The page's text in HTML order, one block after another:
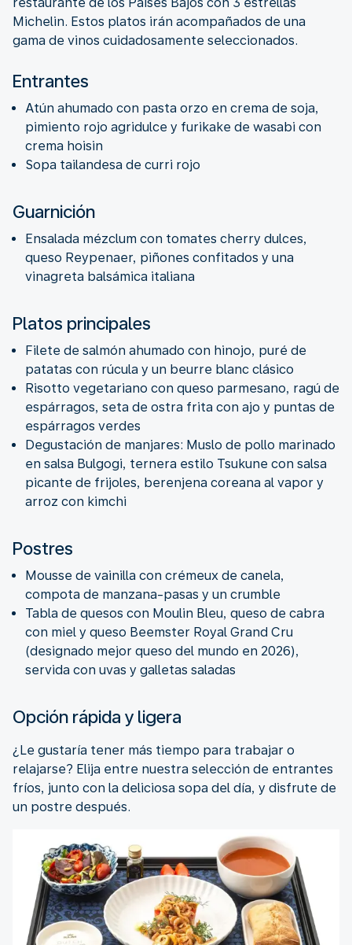
Michelin. Estos platos irán acompañados de una
gama de vinos cuidadosamente seleccionados.
Entrantes
Atún ahumado con pasta orzo en crema de soja,
pimiento rojo agridulce y furikake de wasabi con
crema hoisin
Sopa tailandesa de curri rojo
Guarnición
Ensalada mézclum con tomates cherry dulces,
queso Reypenaer, piñones confitados y una
vinagreta balsámica italiana
Platos principales
Filete de salmón ahumado con hinojo, puré de
patatas con rúcula y un beurre blanc clásico
Risotto vegetariano con queso parmesano, ragú de
espárragos, seta de ostra frita con ajo y puntas de
espárragos verdes
Degustación de manjares: Muslo de pollo marinado
en salsa Bulgogi, ternera estilo Tsukune con salsa
picante de frijoles, berenjena coreana al vapor y
arroz con kimchi
Postres
Mousse de vainilla con crémeux de canela,
compota de manzana-pasas y un crumble
Tabla de quesos con Moulin Bleu, queso de cabra
con miel y queso Beemster Royal Grand Cru
(designado mejor queso del mundo en 2026),
servida con uvas y galletas saladas
Opción rápida y ligera
¿Le gustaría tener más tiempo para trabajar o
relajarse? Elija entre nuestra selección de entrantes
fríos, junto con la deliciosa sopa del día, y disfrute de
un postre después.